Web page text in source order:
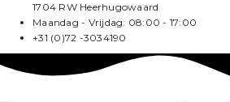
1704 RW Heerhugowaard
Maandag - Vrijdag: 08:00 - 17:00
+31 (0)72 -3034190